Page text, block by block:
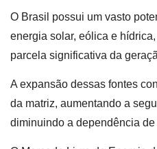
O Brasil possui um vasto
energia solar, eólica e
parcela significativa da
A expansão dessas fontes
da matriz, aumentando a
diminuindo a dependência